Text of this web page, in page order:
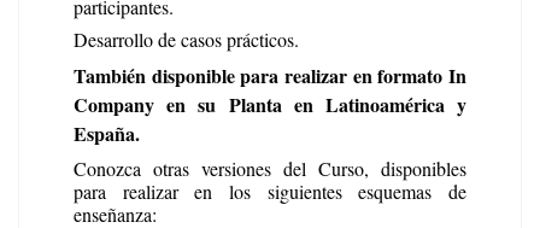
participantes.
Desarrollo de casos prácticos.
También disponible para realizar en formato In
Company en su Planta en Latinoamérica y
España.
Conozca otras versiones del Curso, disponibles
para realizar en los siguientes esquemas de
enseñanza: